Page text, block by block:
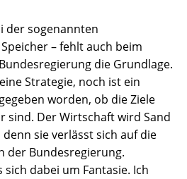
der sogenannten
– fehlt auch beim
die Grundlage.
Strategie, noch ist ein
worden, ob die Ziele
sind. Der Wirtschaft wird Sand
sie verlässt sich auf die
der Bundesregierung.
dabei um Fantasie. Ich